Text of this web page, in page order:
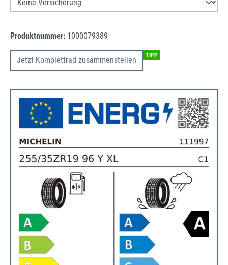
Produktnummer: 1000079389
Jetzt Komplettrad zusammenstellen TIPP